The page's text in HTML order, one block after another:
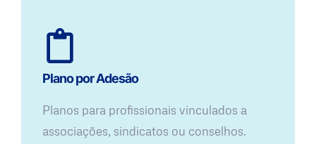
Plano por Adesão
Planos para profissionais vinculados a
associações, sindicatos ou conselhos.